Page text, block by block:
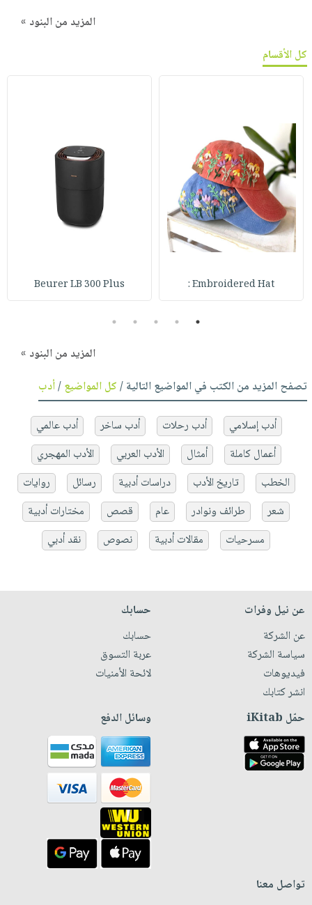
المزيد من البنود »
كل الأقسام
Embroidered Hat :
Beurer LB 300 Plus
1
2
3
4
5
المزيد من البنود »
تصفح المزيد من الكتب في المواضيع التالية /كل المواضيع/أدب
أدب إسلامي أدب رحلات أدب ساخر
أدب عالمي
أعمال كاملة
أمثال الأدب العربي
الأدب المهجري
الخطب
تاريخ الأدب دراسات أدبية رسائل
روايات
شعر
طرائف ونوادر عام قصص
مختارات أدبية
مسرحيات
مقالات أدبية نصوص نقد أدبي
عن نيل وفرات
عن الشركة
سياسة الشركة
فيديوهات
انشر كتابك
حسابك
حسابك
عربة التسوق
لائحة الأمنيات
حمّل iKitab وسائل الدفع
تواصل معنا